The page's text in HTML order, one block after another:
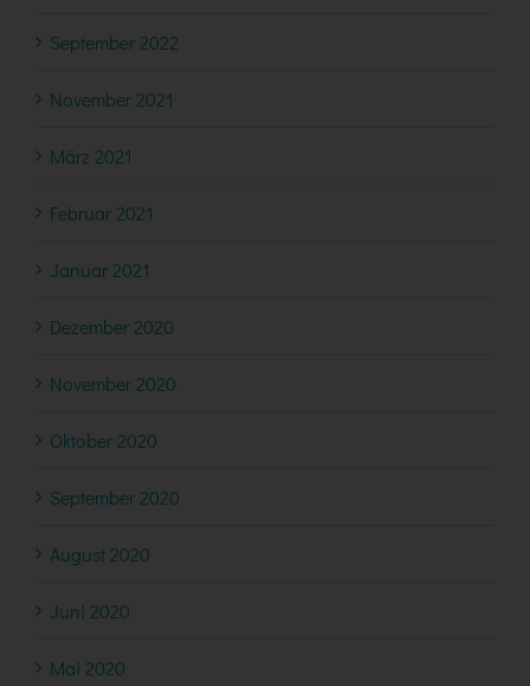
September 2022
November 2021
März 2021
Februar 2021
Januar 2021
Dezember 2020
November 2020
Oktober 2020
September 2020
August 2020
Juni 2020
Mai 2020